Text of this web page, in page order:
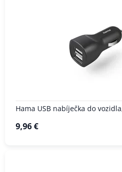
Hama USB nabíječka do
9,96 €